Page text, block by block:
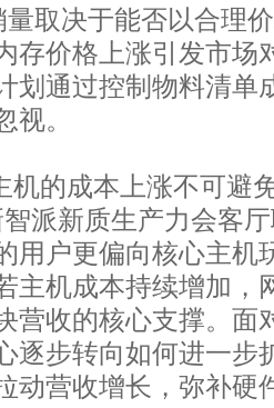
量取决于能否以合理
存价格上涨引发市场
划通过控制物料清单
视。
机的成本上涨不可避
派新质生产力会客
用户更偏向核心主机
主机成本持续增加，
营收的核心支撑。面
逐步转向如何进一步
动营收增长，弥补硬